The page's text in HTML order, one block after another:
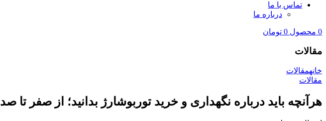
تماس با ما
درباره ما
0 محصول 0 تومان
مقالات
خانهمقالات
مقالات
هرآنچه باید درباره نگهداری و خرید توربوشارژ بدانید؛ از صفر تا صد